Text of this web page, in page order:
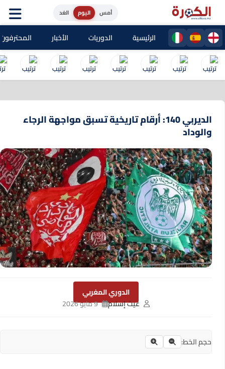
اليوم الغد
الرئيسية الدوريات الأخبار المحترفون
الديربي 140: أرقام تاريخية تسبق مواجهة الرجاء
والوداد
الدوري المغربي
غيث إسلام
9 مايو 2026
حجم الخط: